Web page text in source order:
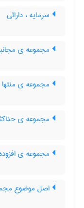
سرمایه ، دارائی
مجموعه ی
مجموعه ی منتها
مجموعه ی
مجموعه ی
اصل موضوع